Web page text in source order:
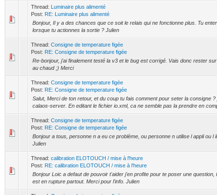
Thread: Luminaire plus alimenté
Post: RE: Luminaire plus alimenté
Bonjour, Il y a des chances que ce soit le relais qui ne fonctionne plus. Tu
lorsque tu actionnes la sortie ? Julien
Thread: Consigne de temperature figée
Post: RE: Consigne de temperature figée
Re-bonjour, j'ai finalement testé la v3 et le bug est corrigé. Vais donc rester
au chaud ;) Merci
Thread: Consigne de temperature figée
Post: RE: Consigne de temperature figée
Salut, Merci de ton retour, et du coup tu fais comment pour seter la consigne
calaos-server. En editant le fichier io.xml, ca ne semble pas la prendre en
Thread: Consigne de temperature figée
Post: RE: Consigne de temperature figée
Bonjour a tous, personne n a eu ce problème, ou personne n utilise l appli ou l
Julien
Thread: calibration ELOTOUCH / mise à l'heure
Post: RE: calibration ELOTOUCH / mise à l'heure
Bonjour Loic a defaut de pouvoir t'aider j'en profite pour te poser une
est en rupture partout. Merci pour l'info. Julien